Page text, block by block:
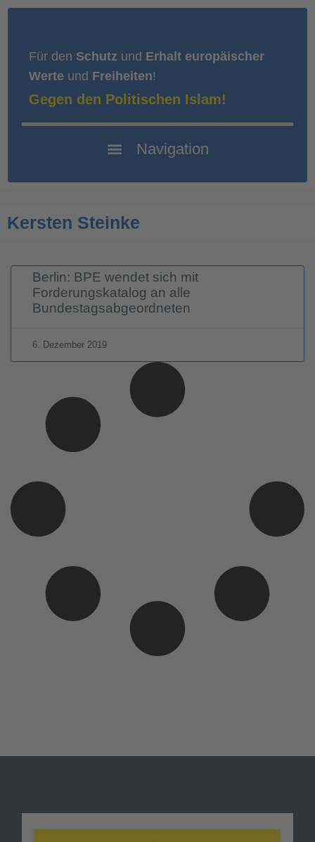
Für den Schutz und Erhalt europäischer
Werte und Freiheiten!
Gegen den Politischen Islam!
Kersten Steinke
Berlin: BPE wendet sich mit
Forderungskatalog an alle
Bundestagsabgeordneten
6. Dezember 2019